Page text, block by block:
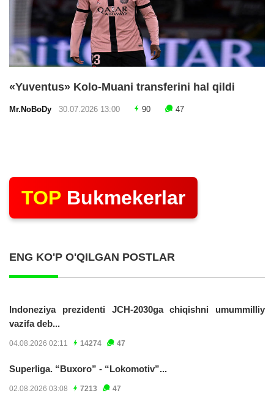
«Yuventus» Kolo-Muani transferini hal qildi
Mr.NoBoDy 30.07.2026 13:00 90 47
TOP Bukmekerlar
ENG KO'P O'QILGAN POSTLAR
Indoneziya prezidenti JCH-2030ga chiqishni umummilliy
vazifa deb...
04.08.2026 02:11 14274 47
Superliga. “Buxoro” - “Lokomotiv”...
02.08.2026 03:08 7213 47